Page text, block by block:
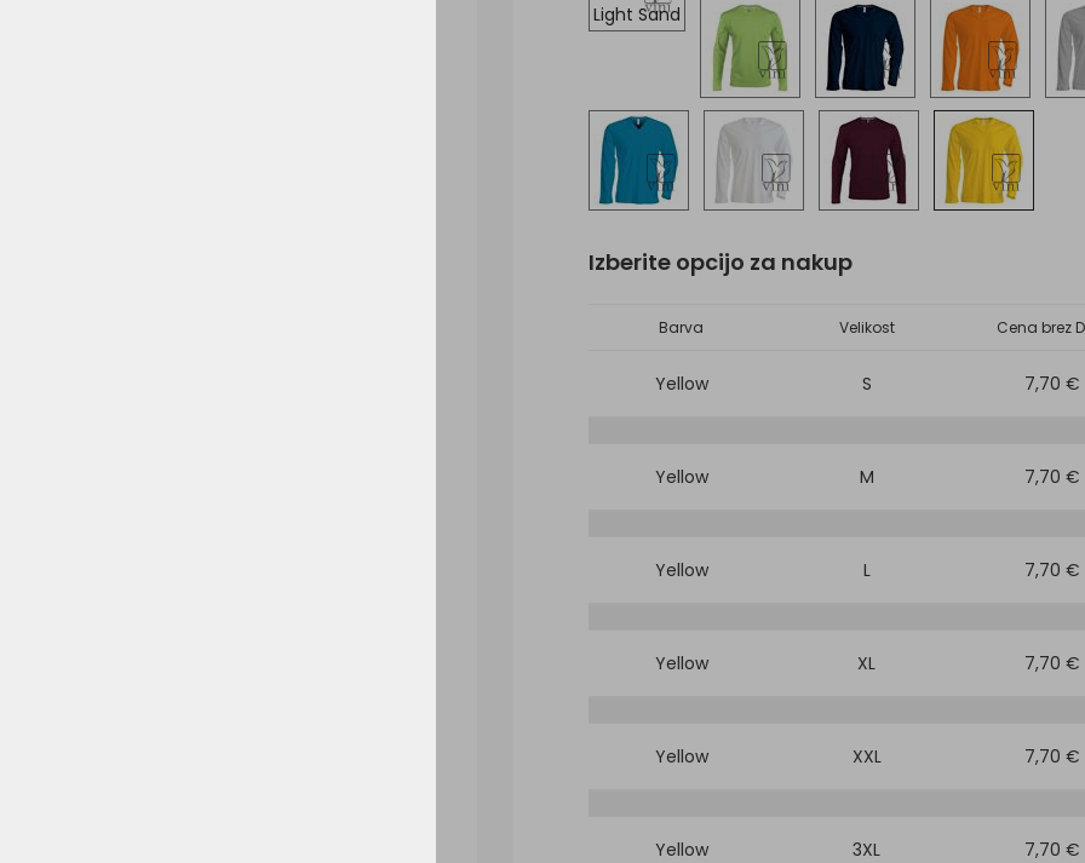
Light Sand
Izberite opcijo za nakup
Barva Velikost Cena brez
Yellow S 7,70 €
Yellow M 7,70 €
Yellow L 7,70 €
Yellow XL 7,70 €
Yellow XXL 7,70 €
Yellow 3XL 7,70 €